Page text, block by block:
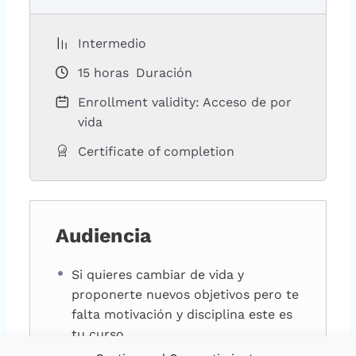
Intermedio
15horas Duración
Enrollment validity: Acceso de por
vida
Certificate of completion
Audiencia
Si quieres cambiar de vida y
proponerte nuevos objetivos pero te
falta motivación y disciplina este es
tu curso.